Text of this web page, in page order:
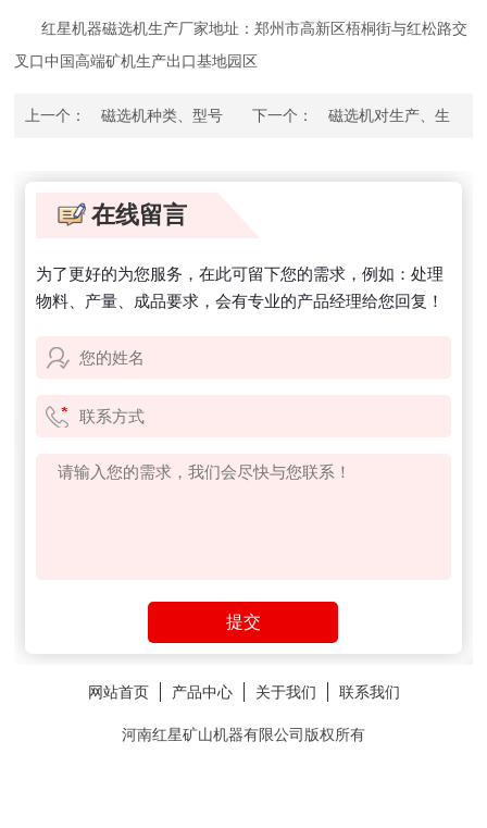
红星机器磁选机生产厂家地址：郑州市高新区梧桐街与红松路交
叉口中国高端矿机生产出口基地园区
上一个：
磁选机种类、型号
下一个：
磁选机对生产、生
在线留言
为了更好的为您服务，在此可留下您的需求，例如：处理
物料、产量、成品要求，会有专业的产品经理给您回复！
网站首页 产品中心 关于我们 联系我们
河南红星矿山机器有限公司版权所有